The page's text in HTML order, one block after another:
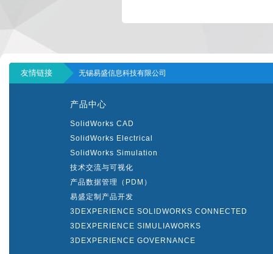
友情链接 无锡易盛信息科技有限公司
产品中心
SolidWorks CAD
SolidWorks Electrical
SolidWorks Simulation
技术交流与可视化
产品数据管理（PDM）
易盛定制产品开发
3DEXPERIENCE SOLIDWORKS CONNECTED
3DEXPERIENCE SIMULIAWORKS
3DEXPERIENCE GOVERNANCE